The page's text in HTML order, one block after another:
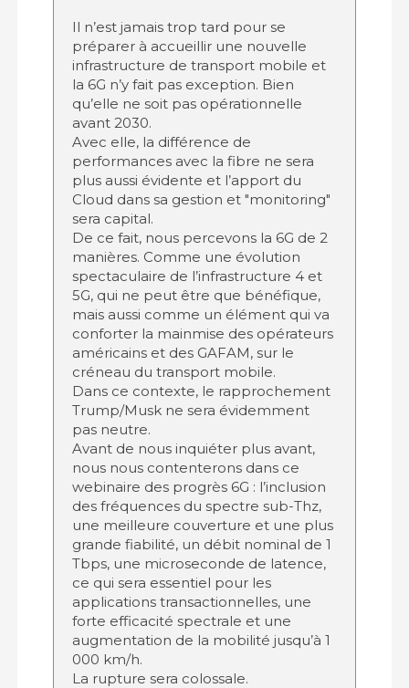
Il n’est jamais trop tard pour se
préparer à accueillir une nouvelle
infrastructure de transport mobile et
la 6G n’y fait pas exception. Bien
qu’elle ne soit pas opérationnelle
avant 2030.
Avec elle, la différence de
performances avec la fibre ne sera
plus aussi évidente et l’apport du
Cloud dans sa gestion et "monitoring"
sera capital.
De ce fait, nous percevons la 6G de 2
manières. Comme une évolution
spectaculaire de l’infrastructure 4 et
5G, qui ne peut être que bénéfique,
mais aussi comme un élément qui va
conforter la mainmise des opérateurs
américains et des GAFAM, sur le
créneau du transport mobile.
Dans ce contexte, le rapprochement
Trump/Musk ne sera évidemment
pas neutre.
Avant de nous inquiéter plus avant,
nous nous contenterons dans ce
webinaire des progrès 6G : l’inclusion
des fréquences du spectre sub-Thz,
une meilleure couverture et une plus
grande fiabilité, un débit nominal de 1
Tbps, une microseconde de latence,
ce qui sera essentiel pour les
applications transactionnelles, une
forte efficacité spectrale et une
augmentation de la mobilité jusqu’à 1
000 km/h.
La rupture sera colossale.